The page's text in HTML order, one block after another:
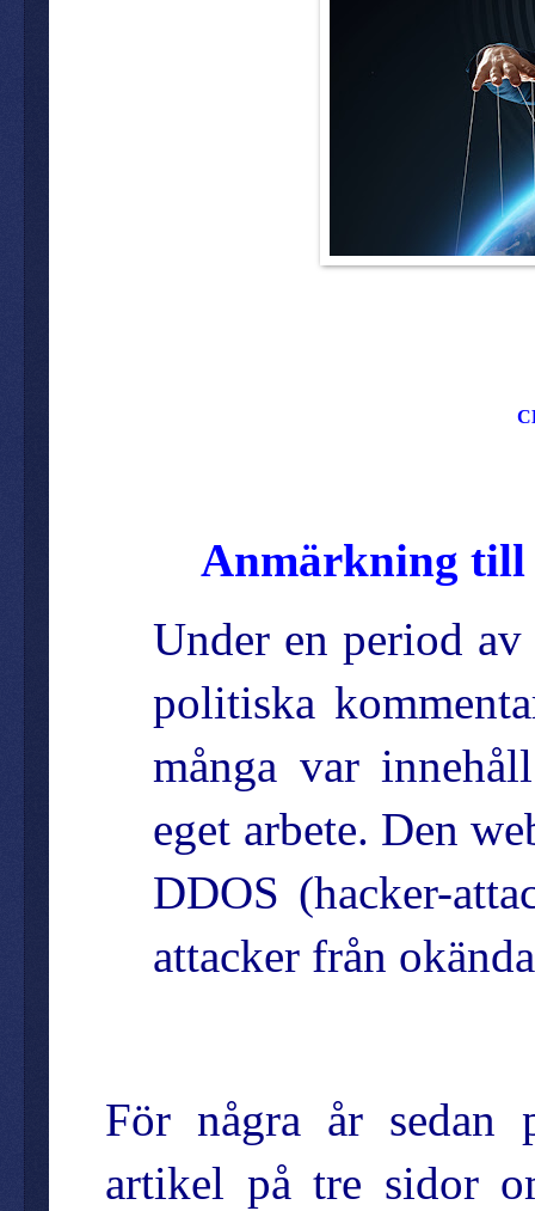
Anmärkning till
Under en period
politiska
många var
eget arbete. Den
DDOS (hacker-
attacker från
För några år sedan
artikel på tre sidor